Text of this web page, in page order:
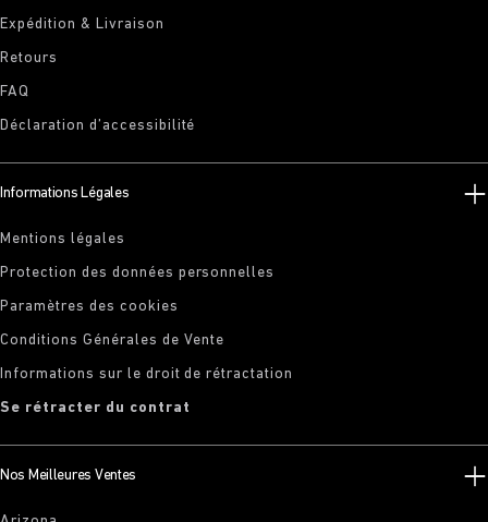
Expédition & Livraison
Retours
FAQ
Déclaration d’accessibilité
Informations Légales
Mentions légales
Protection des données personnelles
Paramètres des cookies
Conditions Générales de Vente
Informations sur le droit de rétractation
Se rétracter du contrat
Nos Meilleures Ventes